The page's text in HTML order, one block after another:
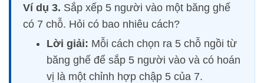
Ví dụ 3. Sắp xếp 5 người vào một băng ghế
có 7 chỗ. Hỏi có bao nhiêu cách?
Lời giải: Mỗi cách chọn ra 5 chỗ ngồi từ
băng ghế để sắp 5 người vào và có hoán
vị là một chỉnh hợp chập 5 của 7.